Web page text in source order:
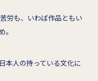
労も、いわば作品ともい
。
本人の持っている文化に